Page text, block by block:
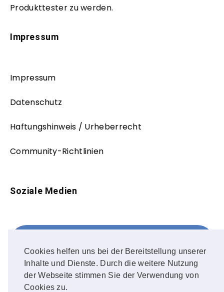
Cookies helfen uns bei der Bereitstellung unserer
Inhalte und Dienste. Durch die weitere Nutzung
der Webseite stimmen Sie der Verwendung von
Cookies zu.
Produkttester zu werden.
Impressum
Impressum
Datenschutz
Haftungshinweis / Urheberrecht
Community-Richtlinien
Soziale Medien
FOLLOW ME!
Instagram
OUR PHOTOS!